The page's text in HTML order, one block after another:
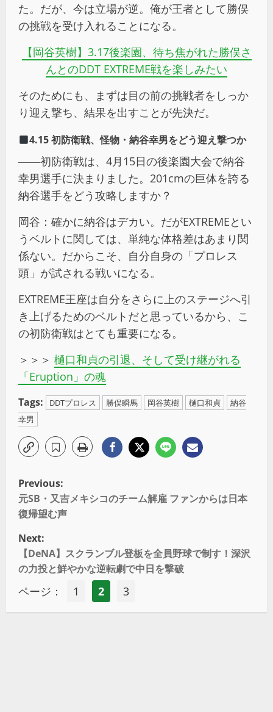
た。だが、今は立場が逆。俺が王者として勝俣
の挑戦を受け入れることになる。
【岡谷英樹】3.17後楽園、待ち焦がれた勝俣さ
んとのDDT EXTREME戦を楽しみたい
そのためにも、まずは目の前の挑戦者をしっか
り迎え撃ち、結果を出すことが先決だ。
4.15 初防衛戦、怪物・納谷幸男をどう迎え撃つか
――初防衛戦は、4月15日の後楽園大会で納谷
幸男選手に決まりました。201cmの巨体を誇る
納谷選手をどう攻略しますか？
岡谷：確かに納谷はデカい。だがEXTREMEとい
うベルトに関しては、単純な体格差はあまり関
係ない。だからこそ、自分自身の「プロレス
頭」が試される戦いになる。
EXTREME王座は自分をさらに上のステージへ引
き上げるためのベルトだと思っているから、こ
の初防衛戦はとても重要になる。
＞＞＞ 樋口和貞の引退、そして受け継がれる
「Eruption」の魂
Tags: DDTプロレス 勝俣瞬馬 岡谷英樹 樋口和貞
納谷
幸男
Previous:
元SB・又吉メキシコのチーム解雇 ファンからは日本
復帰望む声
Next:
【DeNA】スクランブル登板を全員野球で制す！深沢
の力投と鮮やかな逆転劇で中日を撃破
ページ： 1 2 3